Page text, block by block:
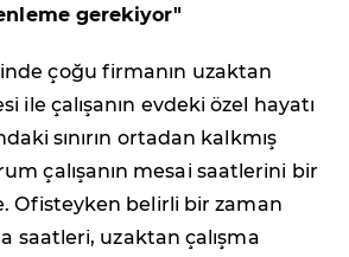
gerekiyor"
çoğu firmanın uzaktan
ile çalışanın evdeki özel hayatı
sınırın ortadan kalkmış
çalışanın mesai saatlerini bir
Ofisteyken belirli bir zaman
saatleri, uzaktan çalışma